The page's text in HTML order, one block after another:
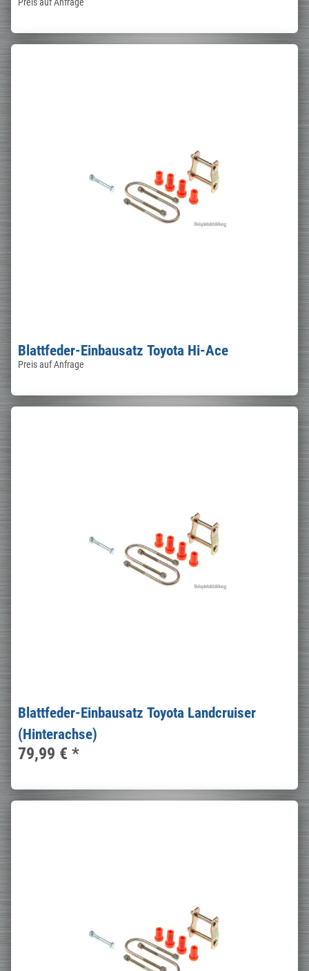
Blattfeder-Einbausatz Toyota Hi-Ace
Preis auf Anfrage
Blattfeder-Einbausatz Toyota Landcruiser
(Hinterachse)
79,99 € *